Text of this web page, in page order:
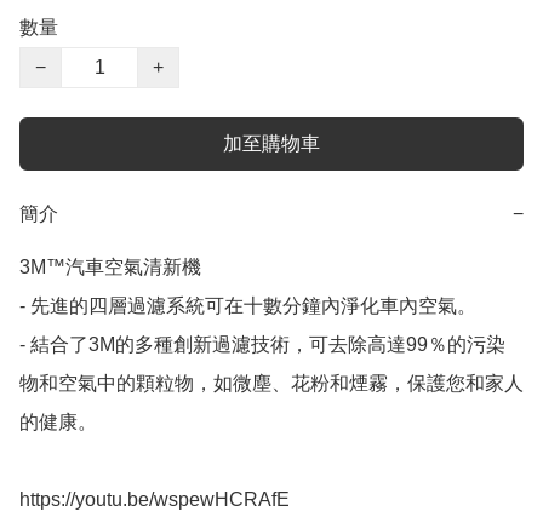
數量
−
+
加至購物車
簡介 −
3M™汽車空氣清新機
- 先進的四層過濾系統可在十數分鐘內淨化車內空氣。
- 結合了3M的多種創新過濾技術，可去除高達99％的污染
物和空氣中的顆粒物，如微塵、花粉和煙霧，保護您和家人
的健康。
https://youtu.be/wspewHCRAfE